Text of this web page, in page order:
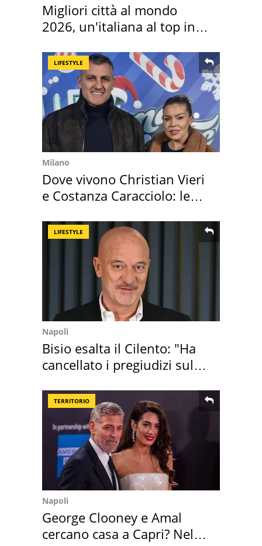
Migliori città al mondo
2026, un'italiana al top in
LIFESTYLE
Milano
Dove vivono Christian Vieri
e Costanza Caracciolo: le
LIFESTYLE
Napoli
Bisio esalta il Cilento: "Ha
cancellato i pregiudizi sul
TERRITORIO
Napoli
George Clooney e Amal
cercano casa a Capri? Nel